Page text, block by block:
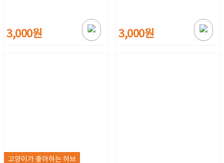
3,000원 3,000원
고양이가 좋아하는 허브